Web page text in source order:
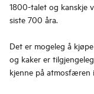
1800-talet og kanskje
siste 700 åra.
Det er mogeleg å
og kaker er
kjenne på atmosfæren